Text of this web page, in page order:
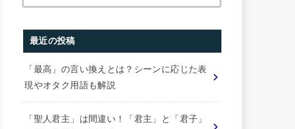
最近の投稿
「最高」の言い換えとは？シーンに応じた表
現やオタク用語も解説
「聖人君主」は間違い！「君主」と「君子」